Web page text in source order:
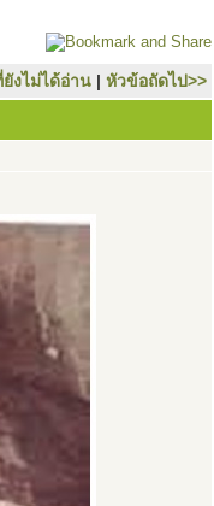
งไม่ได้อ่าน | หัวข้อถัดไป>>